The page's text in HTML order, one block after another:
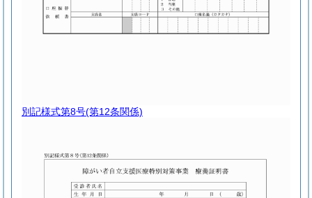
別記様式第8号(第12条関係)